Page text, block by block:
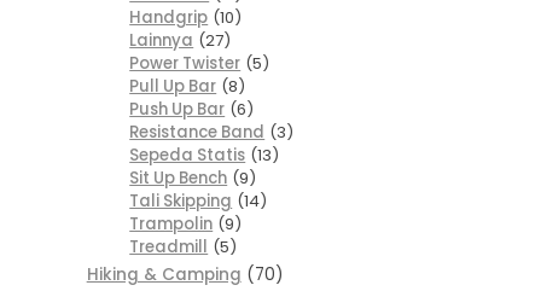
Handgrip 10
Lainnya 27
Power Twister 5
Pull Up Bar 8
Push Up Bar 6
Resistance Band 3
Sepeda Statis 13
Sit Up Bench 9
Tali Skipping 14
Trampolin 9
Treadmill 5
Hiking & Camping
70